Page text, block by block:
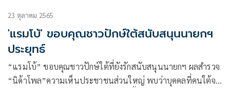
23 ตุลาคม 2565
'แรมโบ้' ขอบคุณชาวปักษ์ใต้สนับสนุนนายกฯ
ประยุทธ์
“แรมโบ้” ขอบคุณชาวปักษ์ใต้ที่ยังรักสนับสนุนนายกฯ ผลสำรวจ
“นิด้าโพล”ความเห็นประชาชนส่วนใหญ่ พบว่าบุคคลที่คนใต้จะ